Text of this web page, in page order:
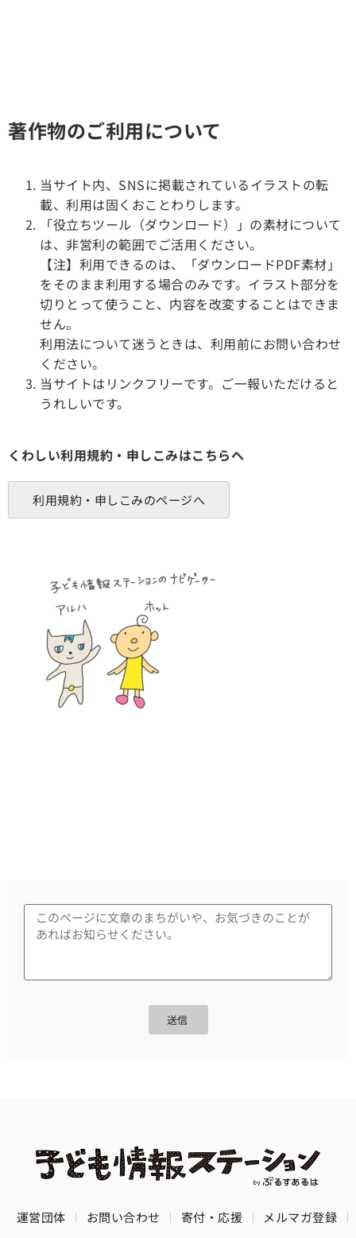
著作物のご利用について
当サイト内、SNSに掲載されているイラストの転
載、利用は固くおことわりします。
「役立ちツール（ダウンロード）」の素材について
は、非営利の範囲でご活用ください。
【注】利用できるのは、「ダウンロードPDF素材」
をそのまま利用する場合のみです。イラスト部分を
切りとって使うこと、内容を改変することはできま
せん。
利用法について迷うときは、利用前にお問い合わせ
ください。
当サイトはリンクフリーです。ご一報いただけると
うれしいです。
くわしい利用規約・申しこみはこちらへ
利用規約・申しこみのページへ
送信
運営団体 お問い合わせ 寄付・応援
メルマガ登録